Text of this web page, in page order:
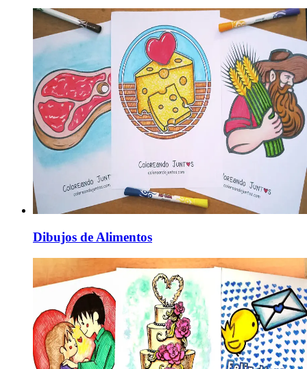
Dibujos de Alimentos